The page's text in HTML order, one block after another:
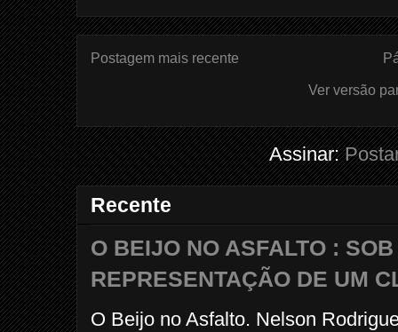
Postagem mais recente
Ver versão
Assinar:
Recente
O BEIJO NO ASFALTO :
REPRESENTAÇÃO DE UM
O Beijo no Asfalto. Nelson